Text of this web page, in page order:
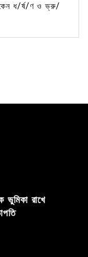
কেন ধ/র্ষ/ণ ও ভ্রু/
ভুমিকা রাখে